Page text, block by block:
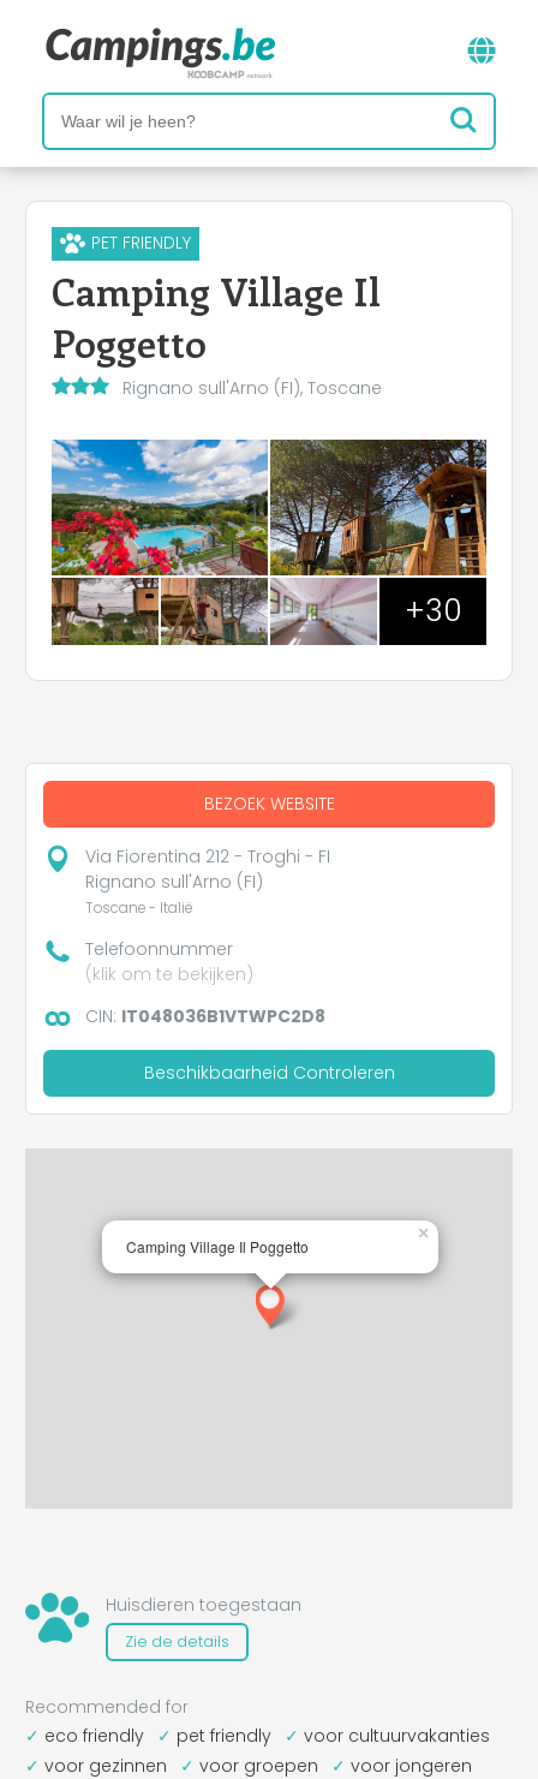
PET FRIENDLY
Camping Village Il
Poggetto
Rignano sull'Arno (FI), Toscane
+30
Huisdieren toegestaan
Zie de details
Recommended for
eco friendly
pet friendly
voor cultuurvakanties
voor gezinnen
voor groepen
voor jongeren
BEZOEK WEBSITE
Via Fiorentina 212 - Troghi - FI
Rignano sull'Arno (FI)
Toscane - Italië
Telefoonnummer
(klik om te bekijken)
CIN: IT048036B1VTWPC2D8
Beschikbaarheid Controleren
Camping Village Il Poggetto
×